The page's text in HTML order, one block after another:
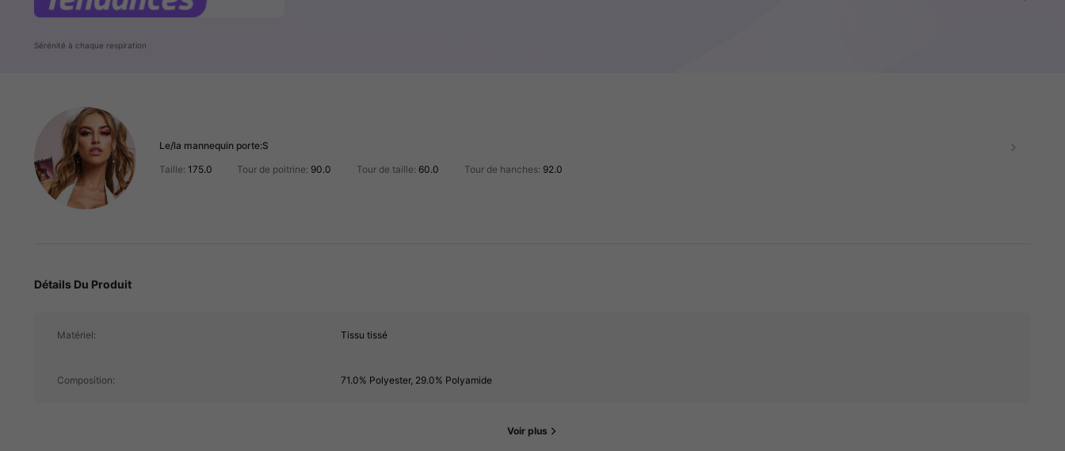
Sérénité à chaque respiration
Le/la mannequin porte:S
Taille: 175.0 Tour de poitrine: 90.0 Tour de taille: 60.0 Tour de hanches: 92.0
Détails Du Produit
Matériel: Tissu tissé
Composition: 71.0% Polyester, 29.0% Polyamide
Voir plus